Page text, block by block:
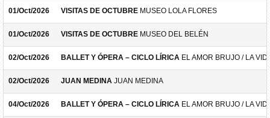
01/Oct/2026 VISITAS DE OCTUBRE MUSEO LOLA FLORES
01/Oct/2026 VISITAS DE OCTUBRE MUSEO DEL BELÉN
02/Oct/2026 BALLET Y ÓPERA – CICLO LÍRICA EL AMOR BRUJO / LA
02/Oct/2026 JUAN MEDINA JUAN MEDINA
04/Oct/2026 BALLET Y ÓPERA – CICLO LÍRICA EL AMOR BRUJO / LA